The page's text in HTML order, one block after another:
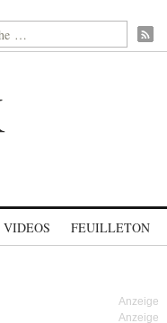
VIDEOS FEUILLETON